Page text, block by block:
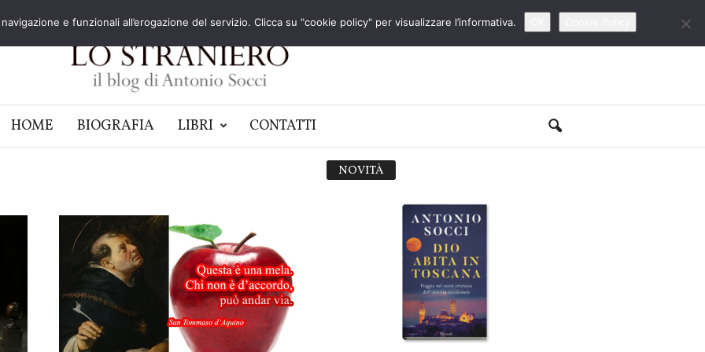
HOME BIOGRAFIA LIBRI CONTATTI
NOVITÀ
e funzionali all’erogazione del servizio. Clicca su "cookie policy" per visualizzare l’informativa.